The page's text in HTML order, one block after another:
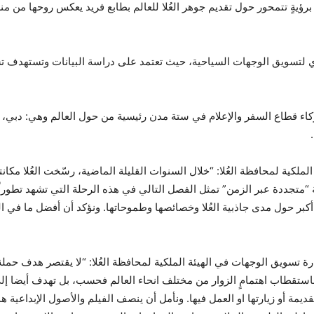
الحملة بشكل رسمي في 29 فبراير 2024، برؤيةٍ تتمحور حول تقديم جوهر العُلا للعالم بطابع
لتسويق الوجهات السياحية، حيث تعتمد على دراسة البيانات
قطاع السفر والإعلام في ستة مدن رئيسية من حول العالم وهي: دبي،
لمحافظة العُلا: “خلال السنوات القليلة الماضية، رسّخت العُلا
عبر الزمن” تمثل الفصل التالي في هذه الرحلة التي تشهد
حول مدى جاذبية العُلا وخصائصها وطموحاتها. ونؤكد أن أفضل ما في
تسويق الوجهات في الهيئة الملكية لمحافظة العُلا: “لا يقتصر هدف
اهتمامٍ الزوار من مختلف انحاء العالم فحسب، بل تهدف أيضا
أو زيارتها او العمل فيها. ونأمل أن ينصف الفيلم والأصول